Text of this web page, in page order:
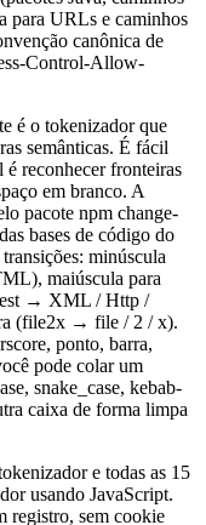
para URLs e caminhos
canônica de
Control-Allow-
é o tokenizador que
semânticas. É fácil
reconhecer fronteiras
em branco. A
pacote npm change-
bases de código do
minúscula
maiúscula para
→ XML / Http /
(file2x → file / 2 / x).
ponto, barra,
pode colar um
snake_case, kebab-
caixa de forma limpa
e todas as 15
usando JavaScript.
registro, sem cookie